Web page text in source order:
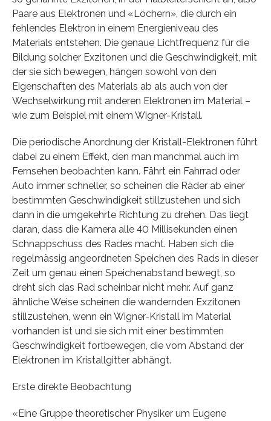
Paare aus Elektronen und «Löchern», die durch ein
fehlendes Elektron in einem Energieniveau des
Materials entstehen. Die genaue Lichtfrequenz für die
Bildung solcher Exzitonen und die Geschwindigkeit, mit
der sie sich bewegen, hängen sowohl von den
Eigenschaften des Materials ab als auch von der
Wechselwirkung mit anderen Elektronen im Material –
wie zum Beispiel mit einem Wigner-​Kristall.
Die periodische Anordnung der Kristall-​Elektronen führt
dabei zu einem Effekt, den man manchmal auch im
Fernsehen beobachten kann. Fährt ein Fahrrad oder
Auto immer schneller, so scheinen die Räder ab einer
bestimmten Geschwindigkeit stillzustehen und sich
dann in die umgekehrte Richtung zu drehen. Das liegt
daran, dass die Kamera alle 40 Millisekunden einen
Schnappschuss des Rades macht. Haben sich die
regelmässig angeordneten Speichen des Rads in dieser
Zeit um genau einen Speichenabstand bewegt, so
dreht sich das Rad scheinbar nicht mehr. Auf ganz
ähnliche Weise scheinen die wandernden Exzitonen
stillzustehen, wenn ein Wigner-​Kristall im Material
vorhanden ist und sie sich mit einer bestimmten
Geschwindigkeit fortbewegen, die vom Abstand der
Elektronen im Kristallgitter abhängt.
Erste direkte Beobachtung
«Eine Gruppe theoretischer Physiker um Eugene